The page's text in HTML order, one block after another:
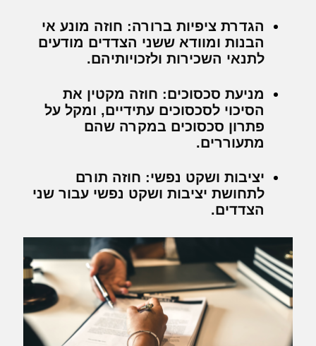
הגדרת ציפיות ברורה: חוזה מונע אי
הבנות ומוודא ששני הצדדים מודעים
לתנאי השכירות ולזכויותיהם.
מניעת סכסוכים: חוזה מקטין את
הסיכוי לסכסוכים עתידיים, ומקל על
פתרון סכסוכים במקרה שהם
מתעוררים.
יציבות ושקט נפשי: חוזה תורם
לתחושת יציבות ושקט נפשי עבור שני
הצדדים.